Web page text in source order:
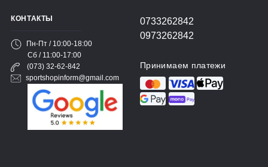
КОНТАКТЫ
Пн-Пт / 10:00-18:00
Сб / 11:00-17:00
(073) 32-62-842
sportshopinform@gmail.com
0733262842
0973262842
Принимаем платежи